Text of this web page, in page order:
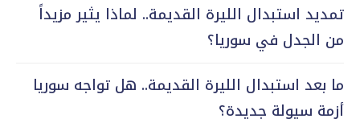
تمديد استبدال الليرة القديمة.. لماذا يثير مزيداً
من الجدل في سوريا؟
ما بعد استبدال الليرة القديمة.. هل تواجه سوريا
أزمة سيولة جديدة؟